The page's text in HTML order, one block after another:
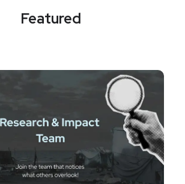
Featured